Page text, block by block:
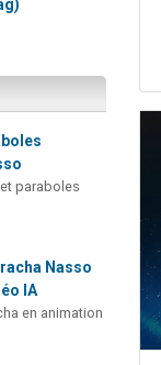
paraboles
Nasso
IA
en animation